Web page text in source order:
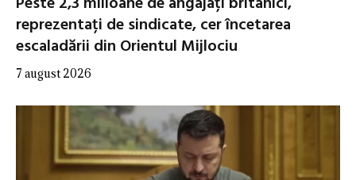
reprezentați de sindicate, cer încetarea
escaladării din Orientul Mijlociu
7 august 2026